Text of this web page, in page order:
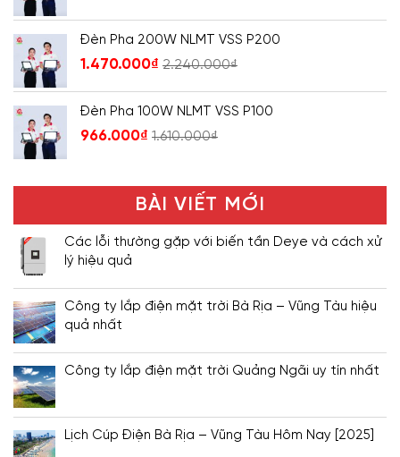
Đèn Pha 200W NLMT VSS P200
1.470.000₫ 2.240.000₫
Đèn Pha 100W NLMT VSS P100
966.000₫ 1.610.000₫
BÀI VIẾT MỚI
Các lỗi thường gặp với biến tần Deye và cách xử
lý hiệu quả
Công ty lắp điện mặt trời Bà Rịa – Vũng Tàu hiệu
quả nhất
Công ty lắp điện mặt trời Quảng Ngãi uy tín nhất
Lịch Cúp Điện Bà Rịa – Vũng Tàu Hôm Nay [2025]